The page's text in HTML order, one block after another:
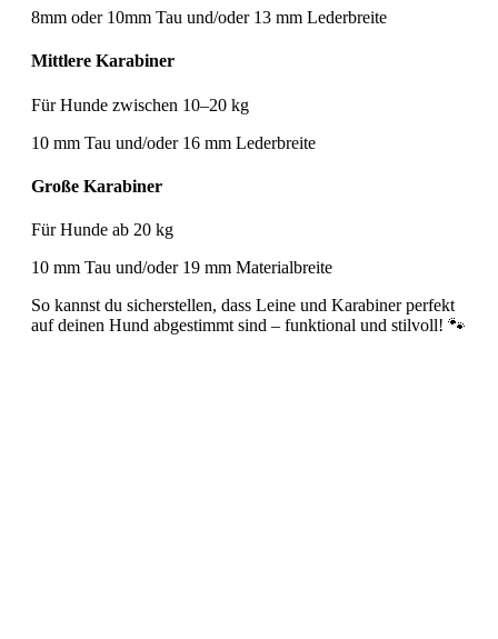
8mm oder 10mm Tau und/oder 13 mm Lederbreite
Mittlere Karabiner
Für Hunde zwischen 10–20 kg
10 mm Tau und/oder 16 mm Lederbreite
Große Karabiner
Für Hunde ab 20 kg
10 mm Tau und/oder 19 mm Materialbreite
So kannst du sicherstellen, dass Leine und Karabiner perfekt
auf deinen Hund abgestimmt sind – funktional und stilvoll! 🐾